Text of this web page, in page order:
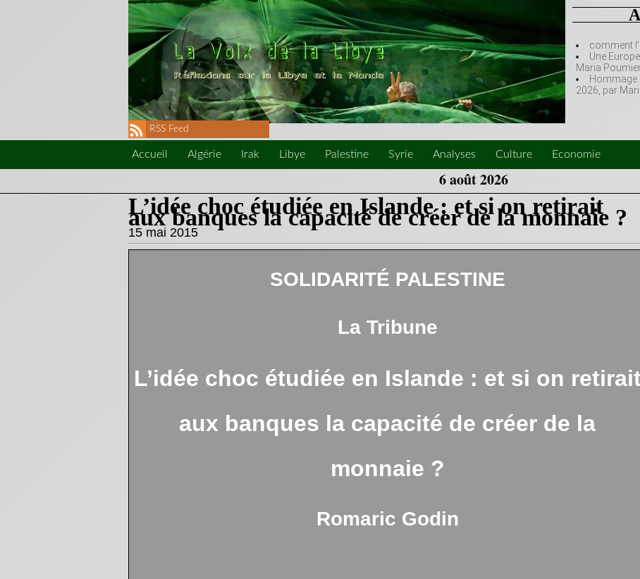
comment
Une
Maria
Hommage
2026, par
RSS Feed
Accueil Algérie Irak Libye Palestine Syrie Analyses Culture Economie
6 août 2026
L’idée choc étudiée en Islande : et si on retirait
aux banques la capacité de créer de la monnaie ?
15 mai 2015
SOLIDARITÉ PALESTINE
La Tribune
L’idée choc étudiée en Islande : et si on
aux banques la capacité de créer de la
monnaie ?
Romaric Godin